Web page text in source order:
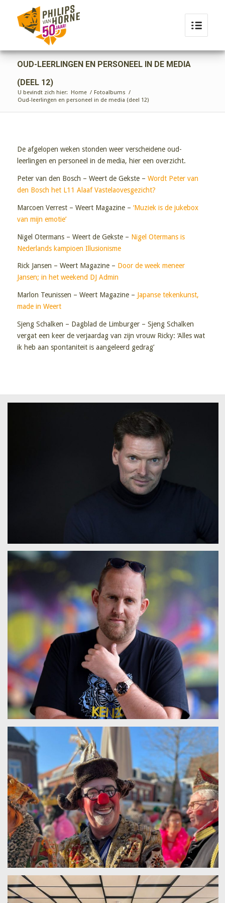
OUD-LEERLINGEN EN PERSONEEL IN DE MEDIA
(DEEL 12)
U bevindt zich hier: Home / Fotoalbums /
Oud-leerlingen en personeel in de media (deel 12)
De afgelopen weken stonden weer verscheidene oud-
leerlingen en personeel in de media, hier een overzicht.
Peter van den Bosch – Weert de Gekste – Wordt Peter van
den Bosch het L11 Alaaf Vastelaovesgezicht?
Marcoen Verrest – Weert Magazine – ‘Muziek is de jukebox
van mijn emotie’
Nigel Otermans – Weert de Gekste – Nigel Otermans is
Nederlands kampioen Illusionisme
Rick Jansen – Weert Magazine – Door de week meneer
Jansen; in het weekend DJ Admin
Marlon Teunissen – Weert Magazine – Japanse tekenkunst,
made in Weert
Sjeng Schalken – Dagblad de Limburger – Sjeng Schalken
vergat een keer de verjaardag van zijn vrouw Ricky: ‘Alles wat
ik heb aan spontaniteit is aangeleerd gedrag’